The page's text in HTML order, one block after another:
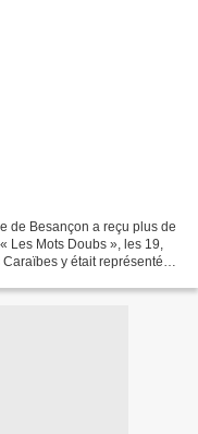
de Besançon a reçu plus de
Les Mots Doubs », les 19,
y était représentée,